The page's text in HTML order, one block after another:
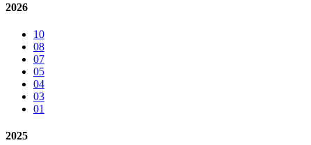
2026
10
08
07
05
04
03
01
2025